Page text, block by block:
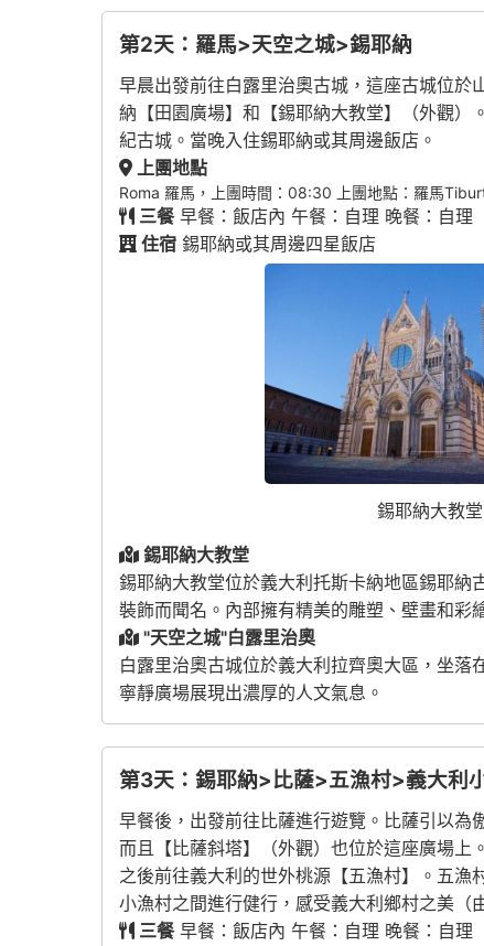
第2天：羅馬>天空之城>錫耶納
早晨出發前往白露里治奧古城，這座古城位於
納【田園廣場】和【錫耶納大教堂】（外觀）
紀古城。當晚入住錫耶納或其周邊飯店。
上團地點
Roma 羅馬，上團時間：08:30 上團地點：羅馬
三餐早餐：飯店內 午餐：自理 晚餐：自理
住宿 錫耶納或其周邊四星飯店
錫耶納大教堂
錫耶納大教堂
錫耶納大教堂位於義大利托斯卡納地區錫耶納
裝飾而聞名。內部擁有精美的雕塑、壁畫和彩
"天空之城"白露里治奧
白露里治奧古城位於義大利拉齊奧大區，坐落
寧靜廣場展現出濃厚的人文氣息。
第3天：錫耶納>比薩>五漁村>義大利
早餐後，出發前往比薩進行遊覽。比薩引以為
而且【比薩斜塔】（外觀）也位於這座廣場上
之後前往義大利的世外桃源【五漁村】。五
小漁村之間進行健行，感受義大利鄉村之美（
三餐早餐：飯店內 午餐：自理 晚餐：自理